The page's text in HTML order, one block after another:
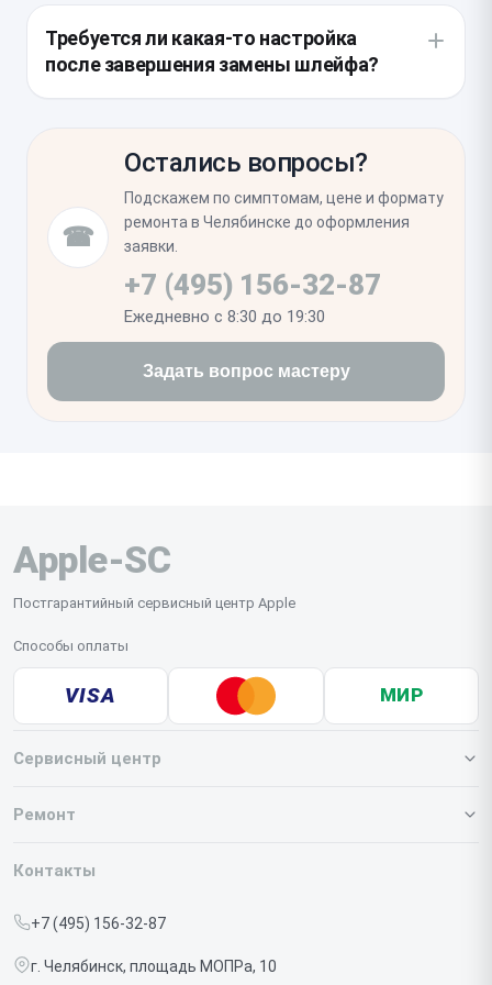
осматривает состояние уплотнителей и
внутренних разъемов на наличие следов влаги или
окисления. Это отличная возможность убедиться
в целостности системной платы и предотвратить
Требуется ли какая-то настройка
после завершения замены шлейфа?
узла. В ряде случаев может потребоваться
программная перепривязка компонента через
системное меню, чтобы сохранить полноценную
работоспособность гаджета.
☎
Остались вопросы?
Подскажем по симптомам, цене и формату
ремонта в Челябинске до оформления
заявки.
+7 (495) 156-32-87
Ежедневно с 8:30 до 19:30
Задать вопрос мастеру
Apple-SC
Постгарантийный сервисный центр Apple
Способы оплаты
VISA МИР
Сервисный центр
О нашем сервисе
Срочный ремонт
Доставка и способы оплаты
Ремонт
Iphone
Контакты
+7 (495) 156-32-87
г. Челябинск, площадь МОПРа, 10